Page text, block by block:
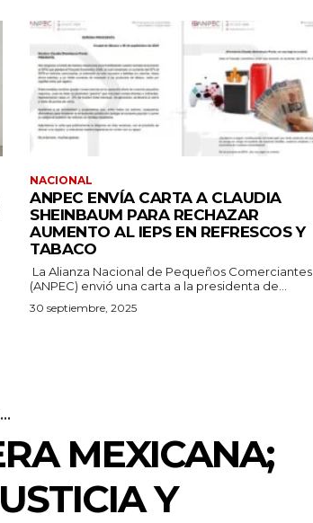
NACIONAL
ANPEC ENVÍA CARTA A CLAUDIA
SHEINBAUM PARA RECHAZAR
AUMENTO AL IEPS EN REFRESCOS Y
TABACO
La Alianza Nacional de Pequeños Comerciantes
(ANPEC) envió una carta a la presidenta de...
30 septiembre, 2025